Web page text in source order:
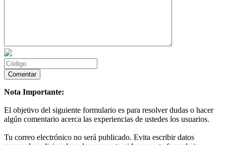
Nota Importante:
El objetivo del siguiente formulario es para resolver dudas o hacer
algún comentario acerca las experiencias de ustedes los usuarios.
Tu correo electrónico no será publicado. Evita escribir datos